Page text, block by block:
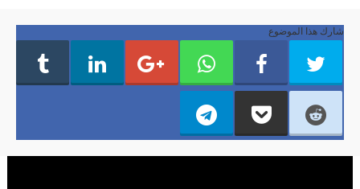
شارك هذا الموضوع